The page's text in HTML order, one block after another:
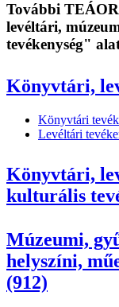
További
levéltári,
tevékenység"
Könyvtári,
Könyvtári
Levéltári
Könyvtári,
kulturális
Múzeumi,
helyszíni,
(912)